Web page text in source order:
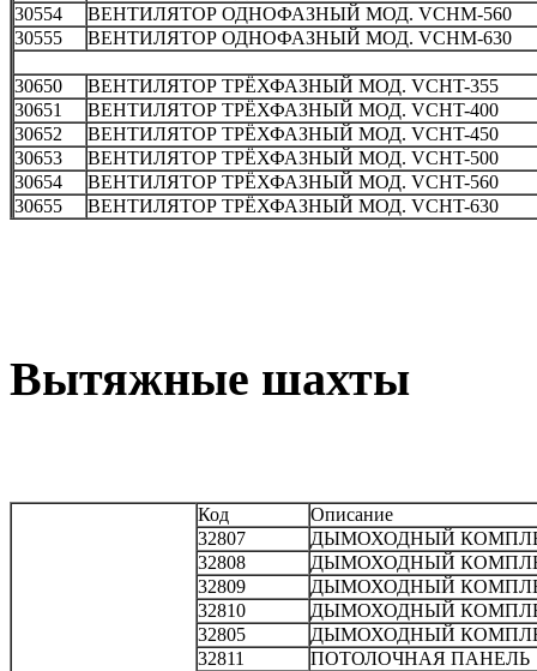
30554
ВЕНТИЛЯТОР ОДНОФАЗНЫЙ МОД. VCHM-560
30555
ВЕНТИЛЯТОР ОДНОФАЗНЫЙ МОД. VCHM-630
30650
ВЕНТИЛЯТОР ТРЁХФАЗНЫЙ МОД. VCHT-355
30651
ВЕНТИЛЯТОР ТРЁХФАЗНЫЙ МОД. VCHT-400
30652
ВЕНТИЛЯТОР ТРЁХФАЗНЫЙ МОД. VCHT-450
30653
ВЕНТИЛЯТОР ТРЁХФАЗНЫЙ МОД. VCHT-500
30654
ВЕНТИЛЯТОР ТРЁХФАЗНЫЙ МОД. VCHT-560
30655
ВЕНТИЛЯТОР ТРЁХФАЗНЫЙ МОД. VCHT-630
Вытяжные шахты
Код
Описание
32807
ДЫМОХОДНЫЙ
32808
ДЫМОХОДНЫЙ
32809
ДЫМОХОДНЫЙ
32810
ДЫМОХОДНЫЙ
32805
ДЫМОХОДНЫЙ
32811
ПОТОЛОЧНАЯ ПАНЕЛЬ